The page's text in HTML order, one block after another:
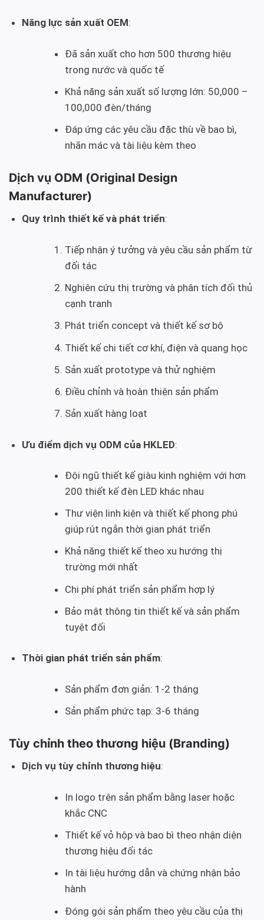
Năng lực sản xuất OEM:
Đã sản xuất cho hơn 500 thương hiệu
trong nước và quốc tế
Khả năng sản xuất số lượng lớn: 50,000 –
100,000 đèn/tháng
Đáp ứng các yêu cầu đặc thù về bao bì,
nhãn mác và tài liệu kèm theo
Dịch vụ ODM (Original Design
Manufacturer)
Quy trình thiết kế và phát triển:
Tiếp nhận ý tưởng và yêu cầu sản phẩm từ
đối tác
Nghiên cứu thị trường và phân tích đối thủ
cạnh tranh
Phát triển concept và thiết kế sơ bộ
Thiết kế chi tiết cơ khí, điện và quang học
Sản xuất prototype và thử nghiệm
Điều chỉnh và hoàn thiện sản phẩm
Sản xuất hàng loạt
Ưu điểm dịch vụ ODM của HKLED:
Đội ngũ thiết kế giàu kinh nghiệm với hơn
200 thiết kế đèn LED khác nhau
Thư viện linh kiện và thiết kế phong phú
giúp rút ngắn thời gian phát triển
Khả năng thiết kế theo xu hướng thị
trường mới nhất
Chi phí phát triển sản phẩm hợp lý
Bảo mật thông tin thiết kế và sản phẩm
tuyệt đối
Thời gian phát triển sản phẩm:
Sản phẩm đơn giản: 1-2 tháng
Sản phẩm phức tạp: 3-6 tháng
Tùy chỉnh theo thương hiệu (Branding)
Dịch vụ tùy chỉnh thương hiệu:
In logo trên sản phẩm bằng laser hoặc
khắc CNC
Thiết kế vỏ hộp và bao bì theo nhận diện
thương hiệu đối tác
In tài liệu hướng dẫn và chứng nhận bảo
hành
Đóng gói sản phẩm theo yêu cầu của thị